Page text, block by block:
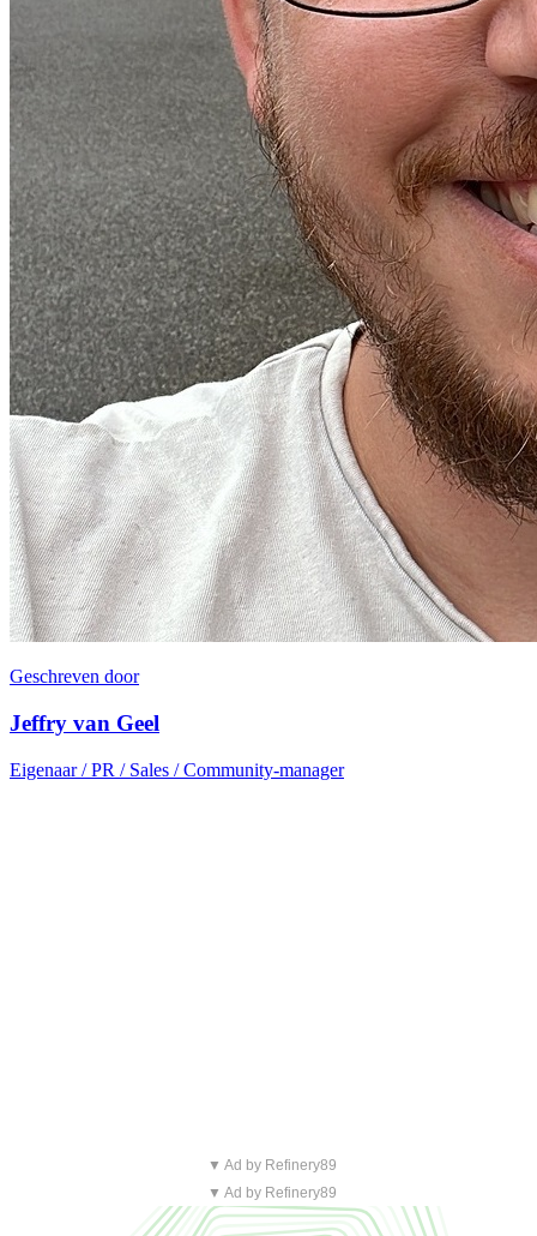
Geschreven door
Jeffry van Geel
Eigenaar / PR / Sales / Community-manager
▼ Ad by Refinery89
▼ Ad by Refinery89